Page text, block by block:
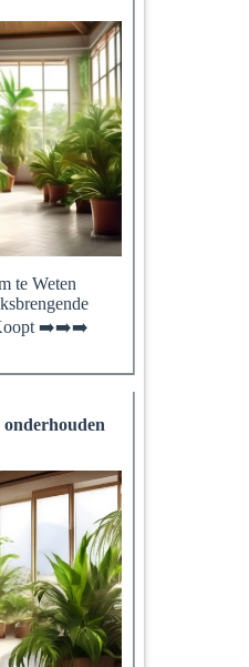
te Weten
Koopt ➡️➡️➡️